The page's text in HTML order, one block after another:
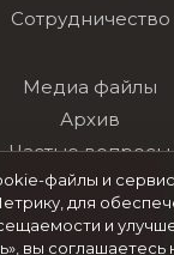
Сотрудничество
Медиа файлы
Архив
Частые вопросы
Контакты
файлы и
для
и
вы соглашаетесь